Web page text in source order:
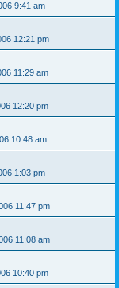
9:41 am
12:21 pm
11:29 am
12:20 pm
10:48 am
1:03 pm
11:47 pm
11:08 am
10:40 pm